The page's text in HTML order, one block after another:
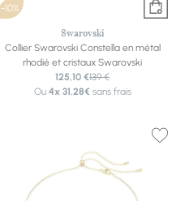
-10%
Swarovski
Collier Swarovski Constella en métal
rhodié et cristaux Swarovski
125,10 €139 €
Ou 4x 31.28€sans frais